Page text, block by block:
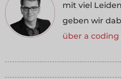
mit viel
geben wir
über a